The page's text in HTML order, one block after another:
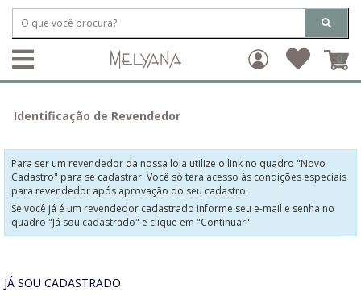
0
Identificação de Revendedor
Para ser um revendedor da nossa loja utilize o link no quadro "Novo
Cadastro" para se cadastrar. Você só terá acesso às condições especiais
para revendedor após aprovação do seu cadastro.
Se você já é um revendedor cadastrado informe seu e-mail e senha no
quadro "Já sou cadastrado" e clique em "Continuar".
JÁ SOU CADASTRADO